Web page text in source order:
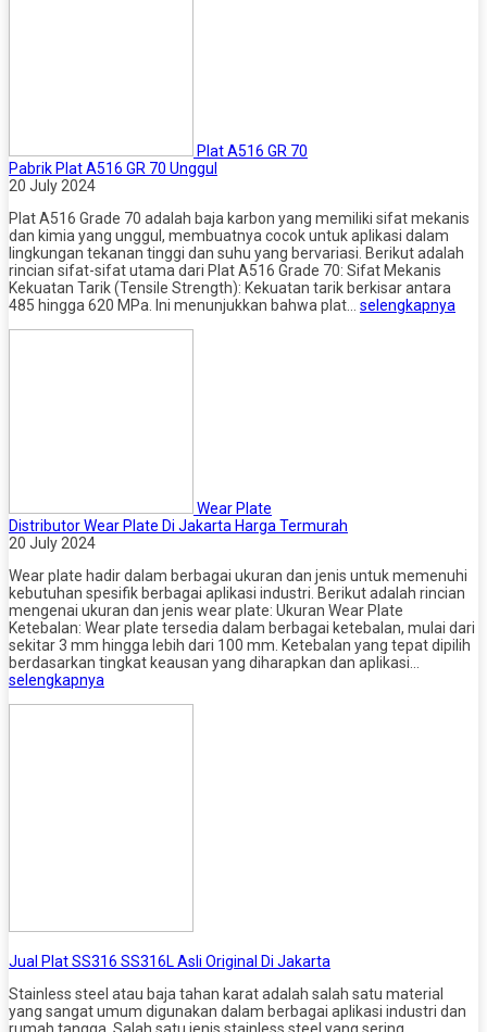
Plat A516 GR 70
Pabrik Plat A516 GR 70 Unggul
20 July 2024
Plat A516 Grade 70 adalah baja karbon yang memiliki sifat mekanis
dan kimia yang unggul, membuatnya cocok untuk aplikasi dalam
lingkungan tekanan tinggi dan suhu yang bervariasi. Berikut adalah
rincian sifat-sifat utama dari Plat A516 Grade 70: Sifat Mekanis
Kekuatan Tarik (Tensile Strength): Kekuatan tarik berkisar antara
485 hingga 620 MPa. Ini menunjukkan bahwa plat… selengkapnya
Wear Plate
Distributor Wear Plate Di Jakarta Harga Termurah
20 July 2024
Wear plate hadir dalam berbagai ukuran dan jenis untuk memenuhi
kebutuhan spesifik berbagai aplikasi industri. Berikut adalah rincian
mengenai ukuran dan jenis wear plate: Ukuran Wear Plate
Ketebalan: Wear plate tersedia dalam berbagai ketebalan, mulai dari
sekitar 3 mm hingga lebih dari 100 mm. Ketebalan yang tepat dipilih
berdasarkan tingkat keausan yang diharapkan dan aplikasi…
selengkapnya
Jual Plat SS316 SS316L Asli Original Di Jakarta
Stainless steel atau baja tahan karat adalah salah satu material
yang sangat umum digunakan dalam berbagai aplikasi industri dan